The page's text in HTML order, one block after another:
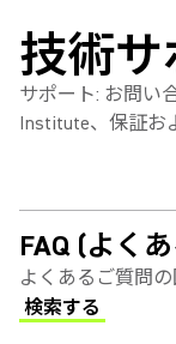
技術サ
サポート: お問い
Institute、保証お
FAQ (よく
よくあるご質問
検索する
(Opens in a new